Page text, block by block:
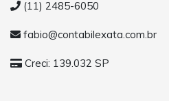
(11) 2485-6050
fabio@contabilexata.com.br
Creci: 139.032 SP